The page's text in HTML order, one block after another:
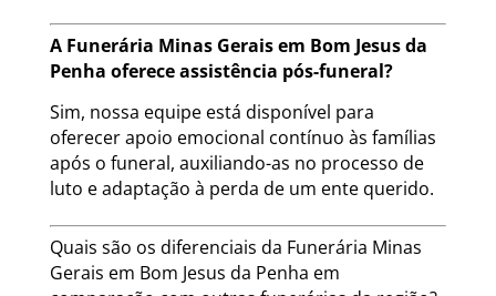
A Funerária Minas Gerais em Bom Jesus da
Penha oferece assistência pós-funeral?
Sim, nossa equipe está disponível para
oferecer apoio emocional contínuo às famílias
após o funeral, auxiliando-as no processo de
luto e adaptação à perda de um ente querido.
Quais são os diferenciais da Funerária Minas
Gerais em Bom Jesus da Penha em